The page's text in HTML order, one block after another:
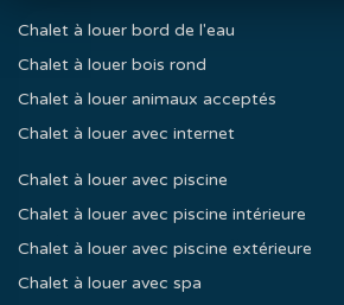
Chalet à louer bord de l'eau
Chalet à louer bois rond
Chalet à louer animaux acceptés
Chalet à louer avec internet
Chalet à louer avec piscine
Chalet à louer avec piscine intérieure
Chalet à louer avec piscine extérieure
Chalet à louer avec spa